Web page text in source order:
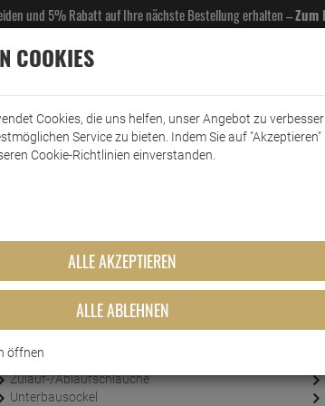
und 5% Rabatt auf Ihre nächste Bestellung erhalten –Zum
DROGERIE KÜCHE & HAUSHALT KFZ
Trocknen
Zulauf-/Ablaufschläuche
Unterbausockel
COOKIES
Cookies, die uns helfen, unser Angebot zu
Service zu bieten. Indem Sie auf "Akzeptieren"
Cookie-Richtlinien einverstanden.
ALLE AKZEPTIEREN
ALLE ABLEHNEN
öffnen